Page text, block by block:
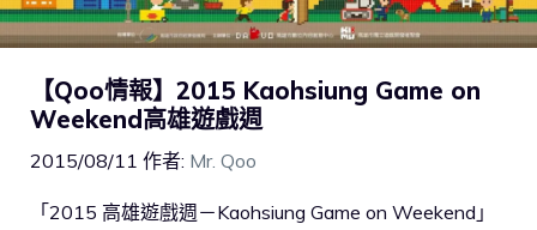
【Qoo情報】2015 Kaohsiung Game on
Weekend高雄遊戲週
2015/08/11 作者: Mr. Qoo
「2015 高雄遊戲週－Kaohsiung Game on Weekend」